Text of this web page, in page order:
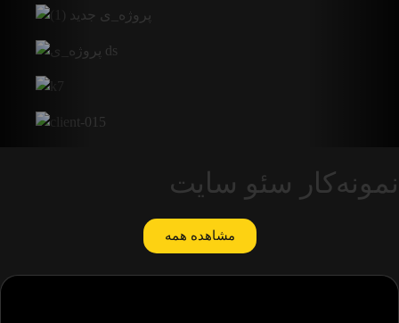
نمونه‌کار سئو سایت
مشاهده همه